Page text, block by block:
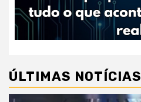
ÚLTIMAS NOTÍCIAS